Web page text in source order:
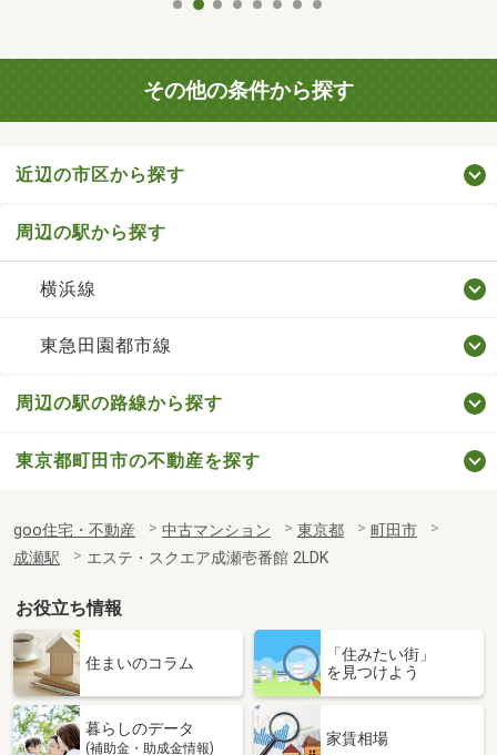
その他の条件から探す
近辺の市区から探す
周辺の駅から探す
横浜線
東急田園都市線
周辺の駅の路線から探す
東京都町田市の不動産を探す
goo住宅・不動産 中古マンション 東京都
町田市
成瀬駅
エステ・スクエア成瀬壱番館 2LDK
お役立ち情報
住まいのコラム
「住みたい街」
を見つけよう
暮らしのデータ
(補助金・助成金情報)
家賃相場